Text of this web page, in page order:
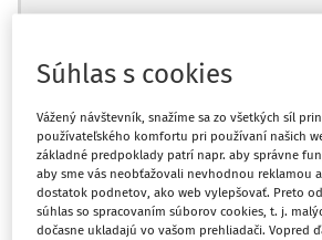
Ups, zatiaľ ste si
začiatok...
Celý odborný obsah z
dostupný
Súhlas s cookies
Vážený návštevník, snažíme sa zo všetkých síl
používateľského komfortu pri používaní našich
základné predpoklady patrí napr. aby správne
aby sme vás neobťažovali nevhodnou reklamou
dostatok podnetov, ako web vylepšovať. Preto
súhlas so spracovaním súborov cookies, t. j.
dočasne ukladajú vo vašom prehliadači. Vopred